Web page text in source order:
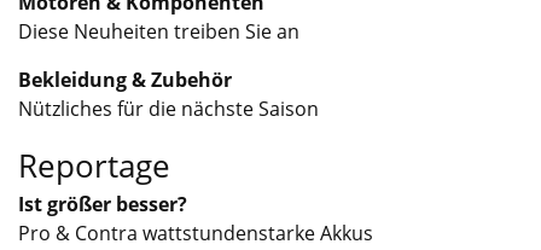
Diese Neuheiten treiben Sie an
Bekleidung & Zubehör
Nützliches für die nächste Saison
Reportage
Ist größer besser?
Pro & Contra wattstundenstarke Akkus